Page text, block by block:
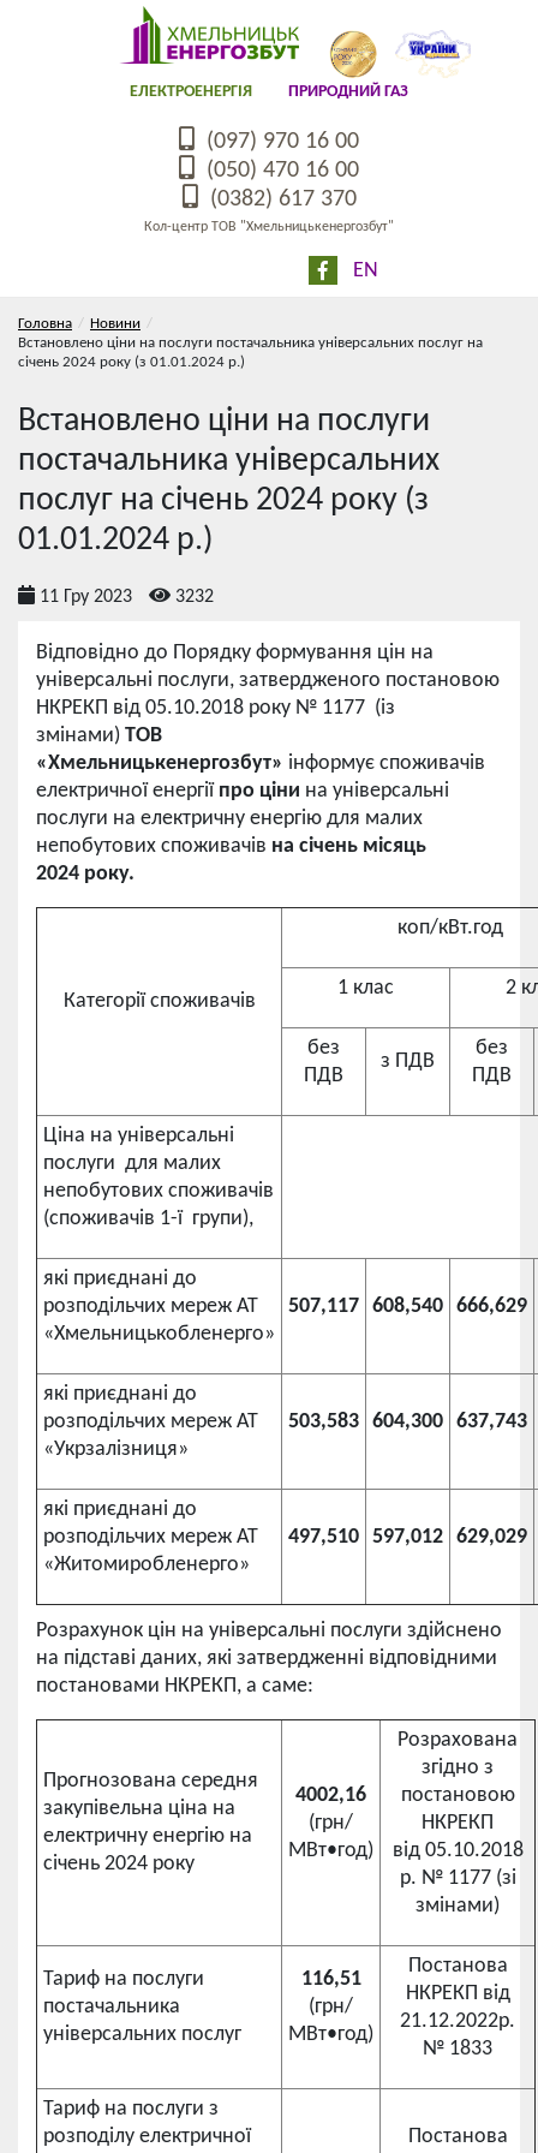
ЕЛЕКТРОЕНЕРГІЯ ПРИРОДНИЙ ГАЗ
(097) 970 16 00
(050) 470 16 00
(0382) 617 370
Кол-центр ТОВ "Хмельницькенергозбут"
EN
Головна
Новини
Встановлено ціни на послуги постачальника універсальних послуг на
січень 2024 року (з 01.01.2024 р.)
Встановлено ціни на послуги
постачальника універсальних
послуг на січень 2024 року (з
01.01.2024 р.)
11 Гру 2023 3232
Відповідно до Порядку формування цін на
універсальні послуги, затвердженого постановою
НКРЕКП від 05.10.2018 року № 1177 (із
змінами) ТОВ
«Хмельницькенергозбут» інформує споживачів
електричної енергії про ціни на універсальні
послуги на електричну енергію для малих
непобутових споживачів на січень місяць
2024 року.
Категорії споживачів
коп/кВт.год
1 клас 2
без
ПДВ
з ПДВ
без
ПДВ
Ціна на універсальні
послуги для малих
непобутових споживачів
(споживачів 1-ї групи),
які приєднані до
розподільчих мереж АТ
«Хмельницькобленерго»
507,117 608,540 666,629
які приєднані до
розподільчих мереж АТ
«Укрзалізниця»
503,583 604,300 637,743
які приєднані до
розподільчих мереж АТ
«Житомиробленерго»
497,510 597,012 629,029
Розрахунок цін на універсальні послуги здійснено
на підставі даних, які затвердженні відповідними
постановами НКРЕКП, а саме:
Прогнозована середня
закупівельна ціна на
електричну енергію на
січень 2024 року
4002,16
(грн/
МВт•год)
Розрахована
згідно з
постановою
НКРЕКП
від 05.10.2018
р. № 1177 (зі
змінами)
Тариф на послуги
постачальника
універсальних послуг
116,51
(грн/
МВт•год)
Постанова
НКРЕКП від
21.12.2022р.
№ 1833
Тариф на послуги з
розподілу електричної
Постанова